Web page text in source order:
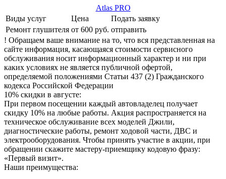
Atlas PRO
Виды услуг
Цена
Подать заявку
Ремонт глушителя от 600 руб. отправить
! Обращаем ваше внимание на то, что вся представленная на
сайте информация, касающаяся стоимости сервисного
обслуживания носит информационный характер и ни при
каких условиях не является публичной офертой,
определяемой положениями Статьи 437 (2) Гражданского
кодекса Российской Федерации
10% скидки в августе:
При первом посещении каждый автовладелец получает
скидку 10% на любые работы. Акция распространяется на
техническое обслуживание всех моделей Джили,
диагностические работы, ремонт ходовой части, ДВС и
электрооборудования. Чтобы принять участие в акции, при
обращении скажите мастеру-приемщику кодовую фразу:
«Первый визит».
Наши преимущества: